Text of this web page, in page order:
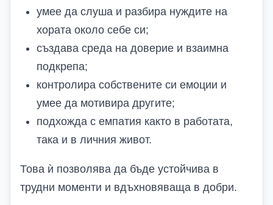
умее да слуша и разбира нуждите на
хората около себе си;
създава среда на доверие и взаимна
подкрепа;
контролира собствените си емоции и
умее да мотивира другите;
подхожда с емпатия както в работата,
така и в личния живот.
Това ѝ позволява да бъде устойчива в
трудни моменти и вдъхновяваща в добри.